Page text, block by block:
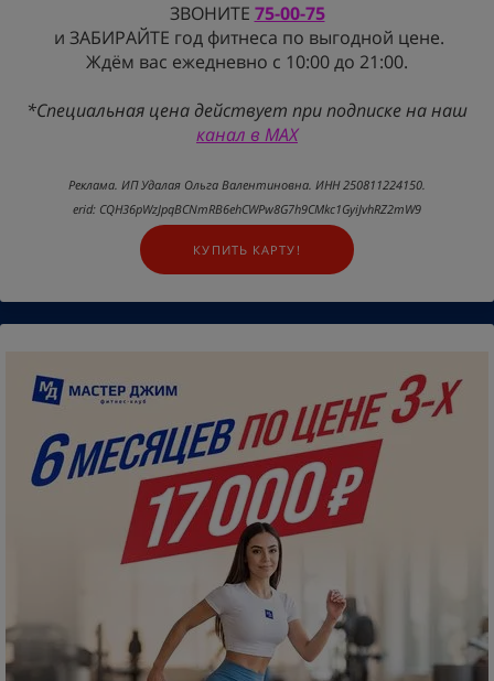
ЗВОНИТЕ 75-00-75
и ЗАБИРАЙТЕ год фитнеса по выгодной цене.
Ждём вас ежедневно с 10:00 до 21:00.
*Специальная цена действует при подписке на наш
канал в MAX
Реклама. ИП Удалая Ольга Валентиновна. ИНН 250811224150.
erid: CQH36pWzJpqBCNmRB6ehCWPw8G7h9CMkc1GyiJvhRZ2mW9
КУПИТЬ КАРТУ!